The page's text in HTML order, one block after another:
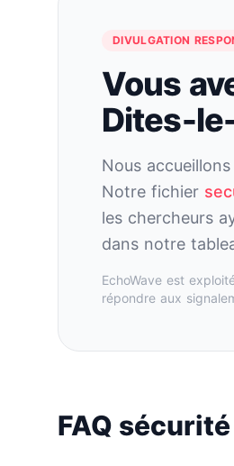
DIVULGATION
Vous
Dites-
Nous
Notre fichier
les chercheurs
dans notre
EchoWave est
répondre aux
FAQ